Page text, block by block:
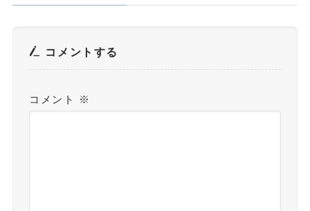
コメントする
コメント ※